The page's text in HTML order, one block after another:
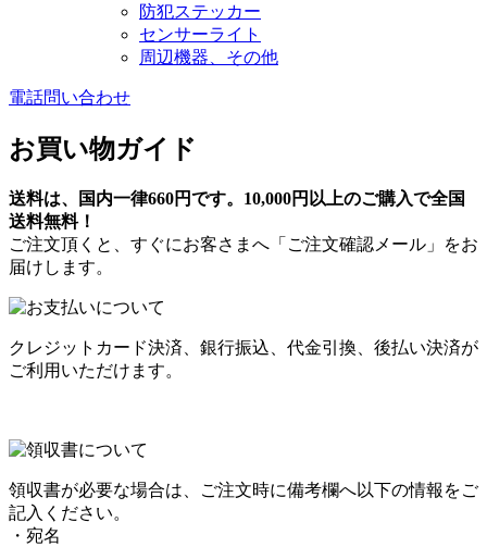
防犯ステッカー
センサーライト
周辺機器、その他
電話問い合わせ
お買い物ガイド
送料は、国内一律660円です。10,000円以上のご購入で全国
送料無料！
ご注文頂くと、すぐにお客さまへ「ご注文確認メール」をお
届けします。
クレジットカード決済、銀行振込、代金引換、後払い決済が
ご利用いただけます。
領収書が必要な場合は、ご注文時に備考欄へ以下の情報をご
記入ください。
・宛名